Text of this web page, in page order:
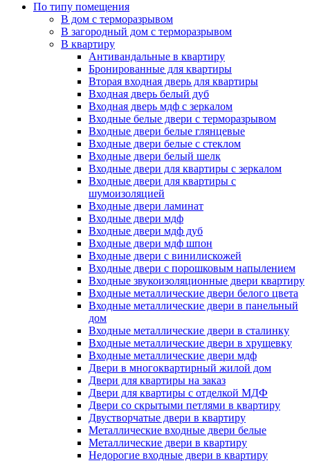
По типу помещения
В дом с терморазрывом
В загородный дом с терморазрывом
В квартиру
Антивандальные в квартиру
Бронированные для квартиры
Вторая входная дверь для квартиры
Входная дверь белый дуб
Входная дверь мдф с зеркалом
Входные белые двери с терморазрывом
Входные двери белые глянцевые
Входные двери белые с стеклом
Входные двери белый шелк
Входные двери для квартиры с зеркалом
Входные двери для квартиры с
шумоизоляцией
Входные двери ламинат
Входные двери мдф
Входные двери мдф дуб
Входные двери мдф шпон
Входные двери с винилискожей
Входные двери с порошковым напылением
Входные звукоизоляционные двери квартиру
Входные металлические двери белого цвета
Входные металлические двери в панельный
дом
Входные металлические двери в сталинку
Входные металлические двери в хрущевку
Входные металлические двери мдф
Двери в многоквартирный жилой дом
Двери для квартиры на заказ
Двери для квартиры с отделкой МДФ
Двери со скрытыми петлями в квартиру
Двустворчатые двери в квартиру
Металлические входные двери белые
Металлические двери в квартиру
Недорогие входные двери в квартиру